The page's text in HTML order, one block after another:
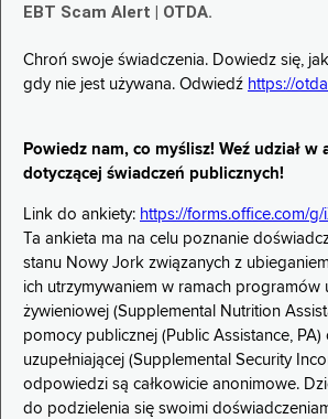
EBT Scam Alert | OTDA.
Chroń swoje świadczenia. Dowiedz się,
gdy nie jest używana. Odwiedź https://
Powiedz nam, co myślisz! Weź udział w
dotyczącej świadczeń publicznych!
Link do ankiety: https://forms.office.com/g/
Ta ankieta ma na celu poznanie
stanu Nowy Jork związanych z
ich utrzymywaniem w ramach programów
żywieniowej (Supplemental Nutrition
pomocy publicznej (Public Assistance,
uzupełniającej (Supplemental Security
odpowiedzi są całkowicie anonimowe.
do podzielenia się swoimi